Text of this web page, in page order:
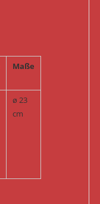
Maße
ø 23
cm